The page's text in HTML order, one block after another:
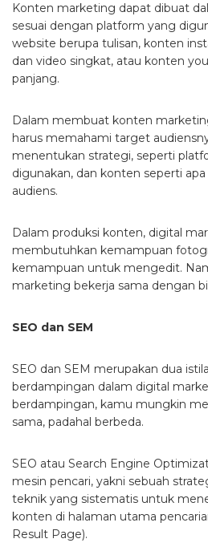
Konten marketing dapat dibuat
sesuai dengan platform yang
website berupa tulisan, konten
dan video singkat, atau konten
panjang.
Dalam membuat konten
harus memahami target
menentukan strategi, seperti
digunakan, dan konten seperti
audiens.
Dalam produksi konten, digital
membutuhkan kemampuan
kemampuan untuk mengedit.
marketing bekerja sama dengan
SEO dan SEM
SEO dan SEM merupakan dua
berdampingan dalam digital
berdampingan, kamu mungkin
sama, padahal berbeda.
SEO atau Search Engine
mesin pencari, yakni sebuah
teknik yang sistematis untuk
konten di halaman utama
Result Page).